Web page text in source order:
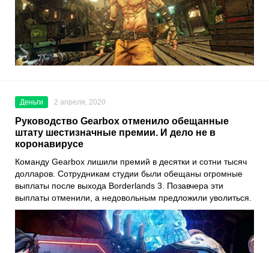
Деньги 2 апреля, 2020
Руководство Gearbox отменило обещанные
штату шестизначные премии. И дело не в
коронавирусе
Команду Gearbox лишили премий в десятки и сотни тысяч
долларов. Сотрудникам студии были обещаны огромные
выплаты после выхода Borderlands 3 . Позавчера эти
выплаты отменили, а недовольным предложили уволиться.